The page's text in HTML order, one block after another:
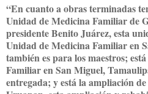
“En cuanto a obras terminadas
Unidad de Medicina Familiar de
presidente Benito Juárez, esta
Unidad de Medicina Familiar en
también es para los maestros;
Familiar en San Miguel,
entregada; y está la ampliación